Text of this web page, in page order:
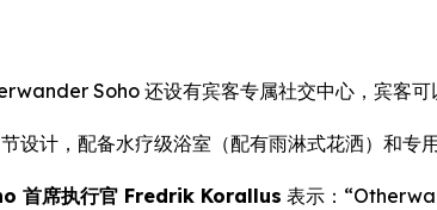
Soho 还设有宾客专属社交中心，宾客可
设计，配备水疗级浴室（配有雨淋式花洒）和专
首席执行官 Fredrik Korallus 表示：